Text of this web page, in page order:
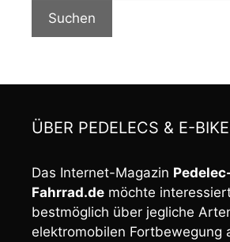
Suchen
ÜBER PEDELECS & E-
Das Internet-Magazin
Fahrrad.de möchte
bestmöglich über jegliche
elektromobilen Fortbewegung